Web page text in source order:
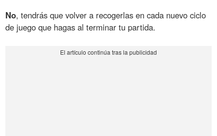
No, tendrás que volver a recogerlas en cada nuevo ciclo
de juego que hagas al terminar tu partida.